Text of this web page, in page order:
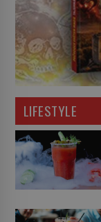
LIFESTYLE